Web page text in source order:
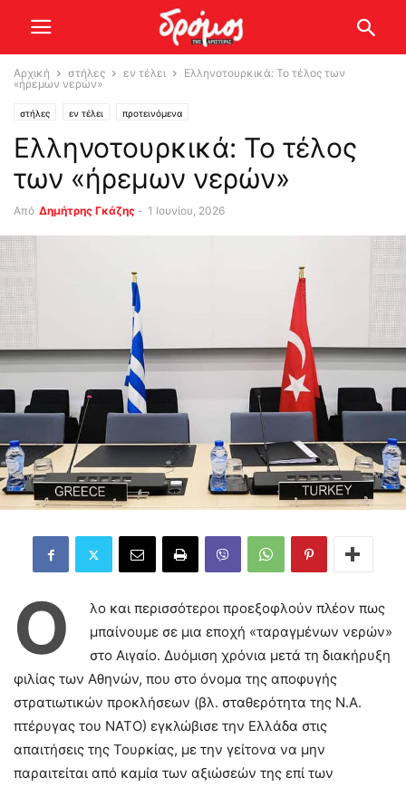
Αρχική στήλες εν τέλει
Ελληνοτουρκικά: Το τέλος των
«ήρεμων νερών»
στήλες εν τέλει προτεινόμενα
Ελληνοτουρκικά: Το τέλος
των «ήρεμων νερών»
Από Δημήτρης Γκάζης - 1 Ιουνίου, 2026
Ό
λο και περισσότεροι προεξοφλούν πλέον πως
μπαίνουμε σε μια εποχή «ταραγμένων νερών»
στο Αιγαίο. Δυόμιση χρόνια μετά τη διακήρυξη
φιλίας των Αθηνών, που στο όνομα της αποφυγής
στρατιωτικών προκλήσεων (βλ. σταθερότητα της Ν.Α.
πτέρυγας του ΝΑΤΟ) εγκλώβισε την Ελλάδα στις
απαιτήσεις της Τουρκίας, με την γείτονα να μην
παραιτείται από καμία των αξιώσεών της επί των